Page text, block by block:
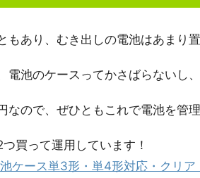
もあり、むき出しの電池はあまり
電池のケースってかさばらないし
なので、ぜひともこれで電池を管
買って運用しています！
ケース単3形・単4形対応・クリ